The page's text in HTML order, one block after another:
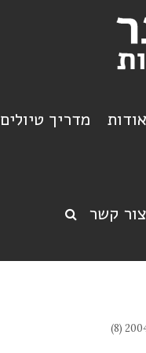
אודות מדריך טיולים
צור קשר